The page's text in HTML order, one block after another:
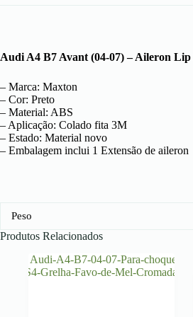
Audi A4 B7 Avant (04-07) – Aileron Lip
– Marca: Maxton
– Cor: Preto
– Material: ABS
– Aplicação: Colado fita 3M
– Estado: Material novo
– Embalagem inclui 1 Extensão de aileron
Peso
Produtos Relacionados